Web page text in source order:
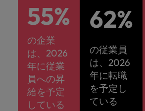
55%
の企業
は、2026
年に従業
員への昇
給を予定
している
62%
の従業員
は、2026
年に転職
を予定し
ている